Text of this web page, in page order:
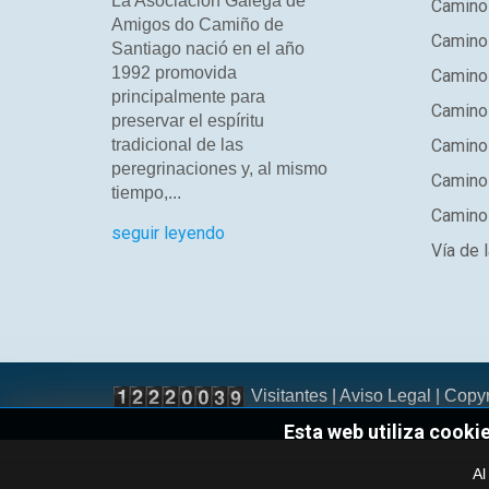
Amigos do Camiño de
Santiago nació en el año
1992 promovida
principalmente para
preservar el espíritu
tradicional de las
peregrinaciones y, al mismo
tiempo,...
seguir leyendo
Vía de
Visitantes | Aviso Legal |
Esta web utiliza